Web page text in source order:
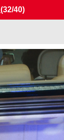
(32/40)